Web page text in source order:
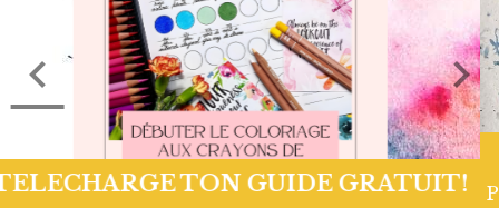
Page Hivernale So Chou
Page d'art Journal réalisée avec les tampons Chou